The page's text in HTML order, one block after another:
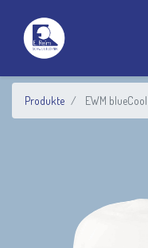
Produkte EWM